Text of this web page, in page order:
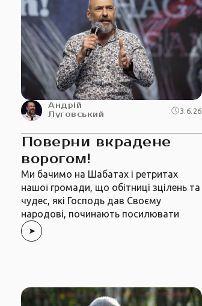
Андрій
Луговський
3.6.26
Поверни вкрадене
ворогом!
Ми бачимо на Шабатах і ретритах
нашої громади, що обітниці зцілень та
чудес, які Господь дав Своєму
народові, починають посилювати